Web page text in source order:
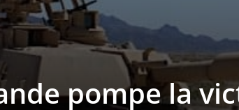
pompe la